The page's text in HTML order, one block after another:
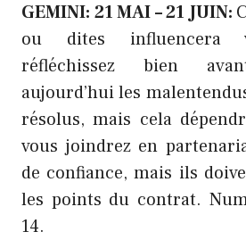
GEMINI: 21 MAI – 21 JUIN:
ou dites influencera
réfléchissez bien
aujourd’hui les
résolus, mais cela
vous joindrez en
de confiance, mais ils
les points du contrat.
14.